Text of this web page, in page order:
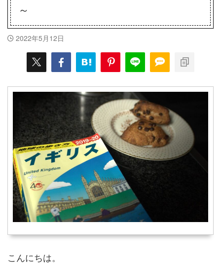
～
2022年5月12日
こんにちは。